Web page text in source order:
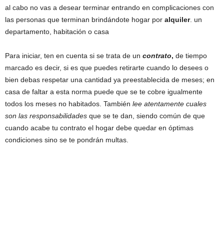
al cabo no vas a desear terminar entrando en complicaciones con
las personas que terminan brindándote hogar por alquiler. un
departamento, habitación o casa
Para iniciar, ten en cuenta si se trata de un contrato, de tiempo
marcado es decir, si es que puedes retirarte cuando lo desees o
bien debas respetar una cantidad ya preestablecida de meses; en
casa de faltar a esta norma puede que se te cobre igualmente
todos los meses no habitados. También lee atentamente cuales
son las responsabilidades que se te dan, siendo común de que
cuando acabe tu contrato el hogar debe quedar en óptimas
condiciones sino se te pondrán multas.